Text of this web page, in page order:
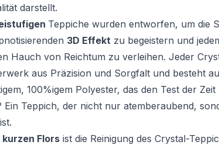
darstellt.
Teppiche wurden entworfen, um die
3D Effekt zu begeistern und
Hauch von Reichtum zu verleihen. Jeder
aus Präzision und Sorgfalt und besteht
100%igem Polyester, das den Test der Zeit
Ein Teppich, der nicht nur atemberaubend,
kurzen Flors ist die Reinigung des Crystal-